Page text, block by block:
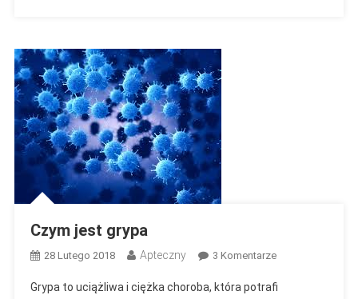
Czym jest grypa
28 Lutego 2018 Apteczny 3 KomentarzeDo
Jest
Grypa to uciążliwa i ciężka choroba, która potrafi